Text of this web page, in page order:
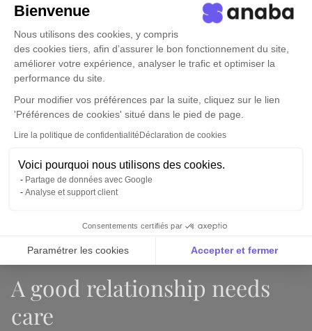
Bienvenue
Nous utilisons des cookies, y compris
des cookies tiers, afin d’assurer le bon fonctionnement du site,
améliorer votre expérience, analyser le trafic et optimiser la
performance du site.
Pour modifier vos préférences par la suite, cliquez sur le lien
'Préférences de cookies' situé dans le pied de page.
Lire la politique de confidentialité Déclaration de cookies
Voici pourquoi nous utilisons des cookies.
Partage de données avec Google
Analyse et support client
Consentements certifiés par
Paramétrer les cookies Accepter et fermer
Notre plateforme vous permet d'adapter et de gérer
Use cases
Book a demo
A good relationship needs
care